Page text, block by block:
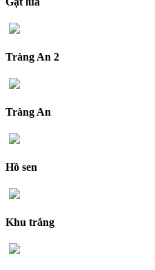
Tràng An 2
Tràng An
Hồ sen
Khu trắng